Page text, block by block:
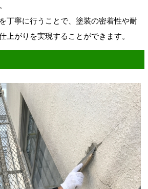
丁寧に行うことで、塗装の密着性や耐
上がりを実現することができます。